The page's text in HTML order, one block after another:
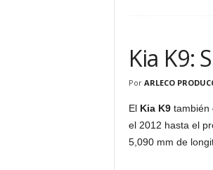
Kia K9:
Por ARLECO
El Kia K9también
el 2012 hasta el
5,090 mm de